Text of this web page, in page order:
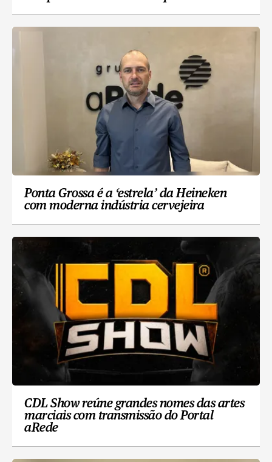
Ponta Grossa é a ‘estrela’ da Heineken
com moderna indústria cervejeira
CDL Show reúne grandes nomes das artes
marciais com transmissão do Portal
aRede